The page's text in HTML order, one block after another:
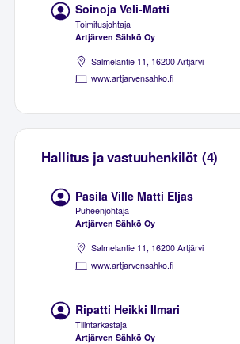
Soinoja Veli-Matti
Toimitusjohtaja
Artjärven Sähkö Oy
Salmelantie 11, 16200 Artjärvi
www.artjarvensahko.fi
Hallitus ja vastuuhenkilöt (4)
Pasila Ville Matti Eljas
Puheenjohtaja
Artjärven Sähkö Oy
Salmelantie 11, 16200 Artjärvi
www.artjarvensahko.fi
Ripatti Heikki Ilmari
Tilintarkastaja
Artjärven Sähkö Oy